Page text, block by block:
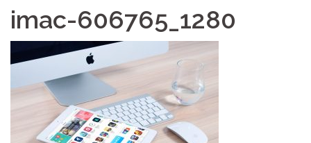
imac-606765_1280